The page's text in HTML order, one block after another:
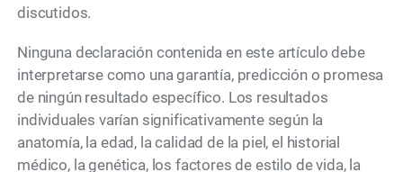
discutidos.
Ninguna declaración contenida en este artículo debe
interpretarse como una garantía, predicción o promesa
de ningún resultado específico. Los resultados
individuales varían significativamente según la
anatomía, la edad, la calidad de la piel, el historial
médico, la genética, los factores de estilo de vida, la